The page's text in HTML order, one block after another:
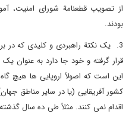
از تصویب قطعنامة شورای امنیت،
بودند.
3. یک نکتة راهبردی و کلیدی که در
قرار گرفته و خود جا دارد به عنوان
این است که اصولاً اروپایی ها هیچ
کشور آفریقایی (یا در سایر مناطق
اقدام نمی کنند. مثلاً طی ده سال